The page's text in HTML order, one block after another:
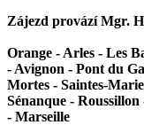
Zájezd provází Mgr.
Orange - Arles - Les
- Avignon - Pont du
Mortes - Saintes-
Sénanque -
- Marseille